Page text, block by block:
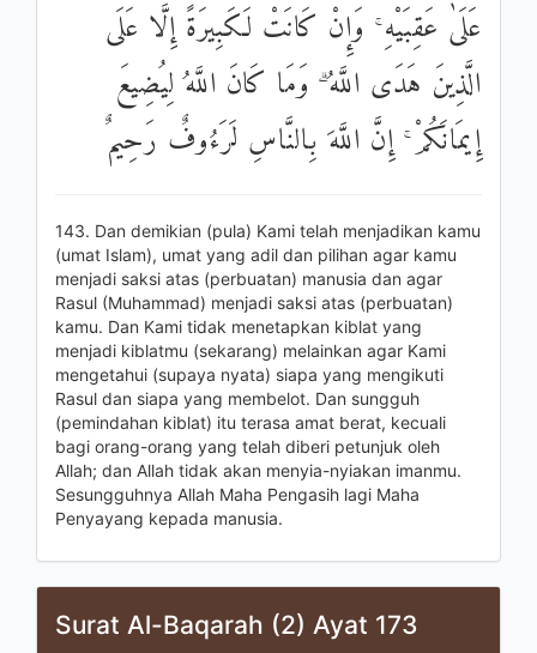
عَلَىٰ عَقِبَيْهِ ۚ وَإِنْ كَانَتْ لَكَبِيرَةً إِلَّا عَلَى
الَّذِينَ هَدَى اللَّهُ ۗ وَمَا كَانَ اللَّهُ لِيُضِيعَ
إِيمَانَكُمْ ۚ إِنَّ اللَّهَ بِالنَّاسِ لَرَءُوفٌ رَحِيمٌ
143. Dan demikian (pula) Kami telah menjadikan kamu
(umat Islam), umat yang adil dan pilihan agar kamu
menjadi saksi atas (perbuatan) manusia dan agar
Rasul (Muhammad) menjadi saksi atas (perbuatan)
kamu. Dan Kami tidak menetapkan kiblat yang
menjadi kiblatmu (sekarang) melainkan agar Kami
mengetahui (supaya nyata) siapa yang mengikuti
Rasul dan siapa yang membelot. Dan sungguh
(pemindahan kiblat) itu terasa amat berat, kecuali
bagi orang-orang yang telah diberi petunjuk oleh
Allah; dan Allah tidak akan menyia-nyiakan imanmu.
Sesungguhnya Allah Maha Pengasih lagi Maha
Penyayang kepada manusia.
Surat Al-Baqarah (2) Ayat 173